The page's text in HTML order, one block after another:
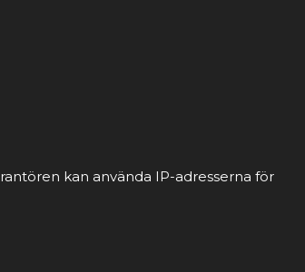
kan använda IP-adresserna för